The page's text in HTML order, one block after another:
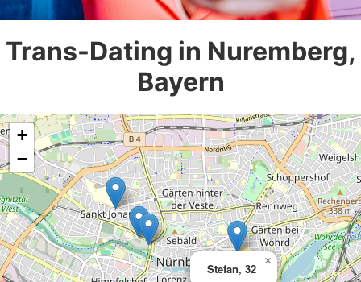
Trans-Dating in Nuremberg,
Bayern
Stefan, 32
×
+
−